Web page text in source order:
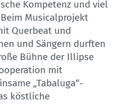
Kompetenz und viel
Musicalprojekt
Querbeat und
und Sängern durften
Bühne der Illipse
mit
„Tabaluga“-
köstliche